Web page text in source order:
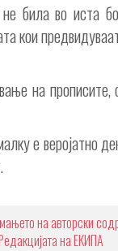
била во иста
кои
на
е веројатно
на авторски
на ЕКИПА